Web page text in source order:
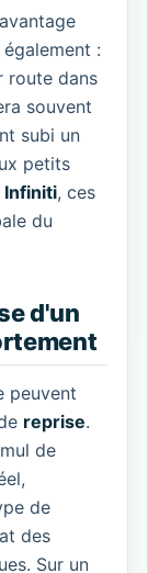
:
route dans
souvent
subi un
petits
Infiniti, ces
du
d'un
peuvent
reprise.
de
de
des
Sur un